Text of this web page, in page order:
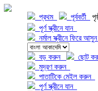
প্রথম পূর্ববর্তী
পূর্ণ স্ক্রীনে যান
নর্মাল স্ক্রীনে ফিরে আসুন
বড় করুন
ছোট
মুদ্রণ করুন
পাতাটিকে মেইল করুন
পূর্ণ স্ক্রীনে যান